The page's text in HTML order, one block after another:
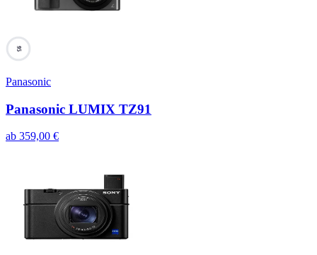
95
Panasonic
Panasonic LUMIX TZ91
ab 359,00 €